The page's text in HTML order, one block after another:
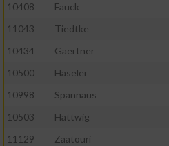
10408
Fauck
11043
Tiedtke
10434
Gaertner
10500
Häseler
10998
Spannaus
10503
Hattwig
11129
Zaatouri